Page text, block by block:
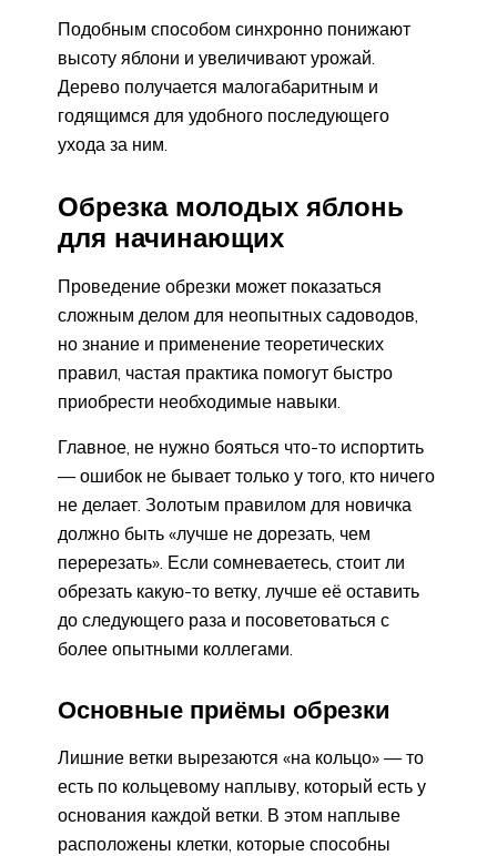
Подобным способом синхронно понижают
высоту яблони и увеличивают урожай.
Дерево получается малогабаритным и
годящимся для удобного последующего
ухода за ним.
Обрезка молодых яблонь
для начинающих
Проведение обрезки может показаться
сложным делом для неопытных садоводов,
но знание и применение теоретических
правил, частая практика помогут быстро
приобрести необходимые навыки.
Главное, не нужно бояться что-то испортить
— ошибок не бывает только у того, кто ничего
не делает. Золотым правилом для новичка
должно быть «лучше не дорезать, чем
перерезать». Если сомневаетесь, стоит ли
обрезать какую-то ветку, лучше её оставить
до следующего раза и посоветоваться с
более опытными коллегами.
Основные приёмы обрезки
Лишние ветки вырезаются «на кольцо» — то
есть по кольцевому наплыву, который есть у
основания каждой ветки. В этом наплыве
расположены клетки, которые способны